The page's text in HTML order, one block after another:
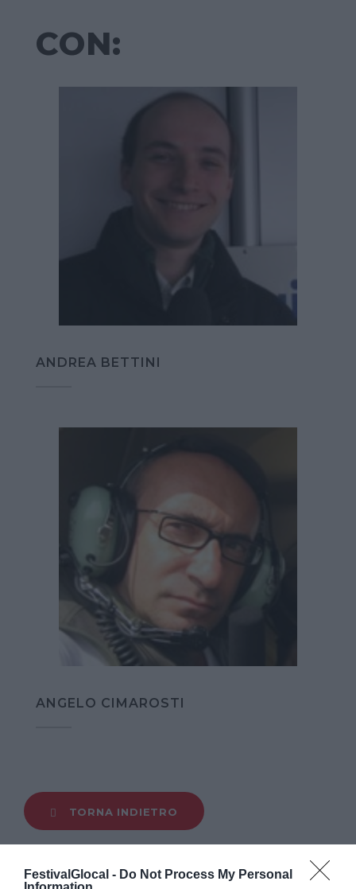
FestivalGlocal - Do Not Process My Personal
CON:
ANDREA BETTINI
ANGELO CIMAROSTI
TORNA INDIETRO